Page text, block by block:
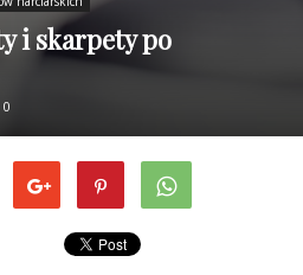
i skarpety po
0